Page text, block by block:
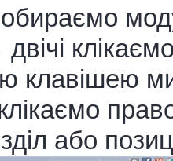
клавішею
або